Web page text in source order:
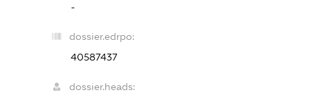
-
dossier.edrpo:
40587437
dossier.heads: